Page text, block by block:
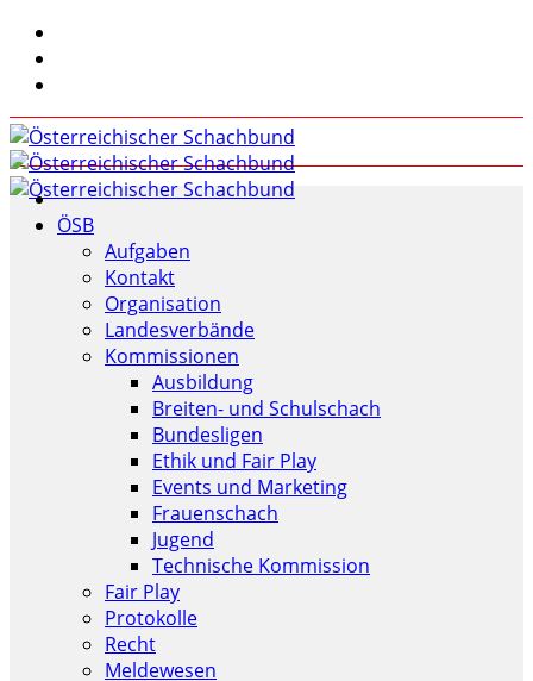
ÖSB
Aufgaben
Kontakt
Organisation
Landesverbände
Kommissionen
Ausbildung
Breiten- und Schulschach
Bundesligen
Ethik und Fair Play
Events und Marketing
Frauenschach
Jugend
Technische Kommission
Fair Play
Protokolle
Recht
Meldewesen